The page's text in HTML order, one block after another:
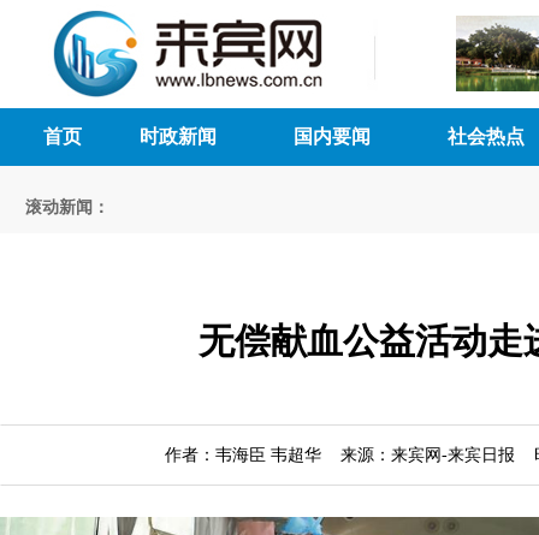
首页 时政新闻 国内要闻 社会热点
滚动新闻：
无偿献血公益活动走
作者：韦海臣 韦超华 来源：来宾网-来宾日报